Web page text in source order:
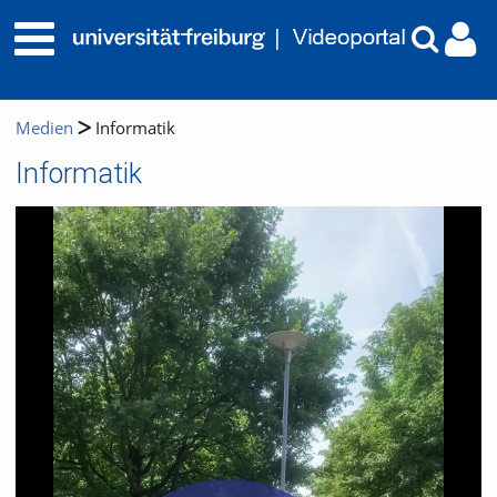
Medien Informatik
Informatik